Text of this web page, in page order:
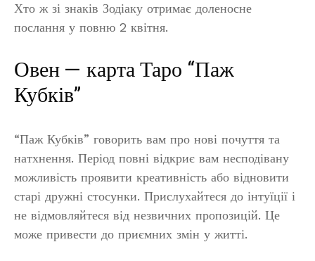
Хто ж зі знаків Зодіаку отримає доленосне
послання у повню 2 квітня.
Овен — карта Таро “Паж
Кубків”
“Паж Кубків” говорить вам про нові почуття та
натхнення. Період повні відкриє вам несподівану
можливість проявити креативність або відновити
старі дружні стосунки. Прислухайтеся до інтуїції і
не відмовляйтеся від незвичних пропозицій. Це
може привести до приємних змін у житті.